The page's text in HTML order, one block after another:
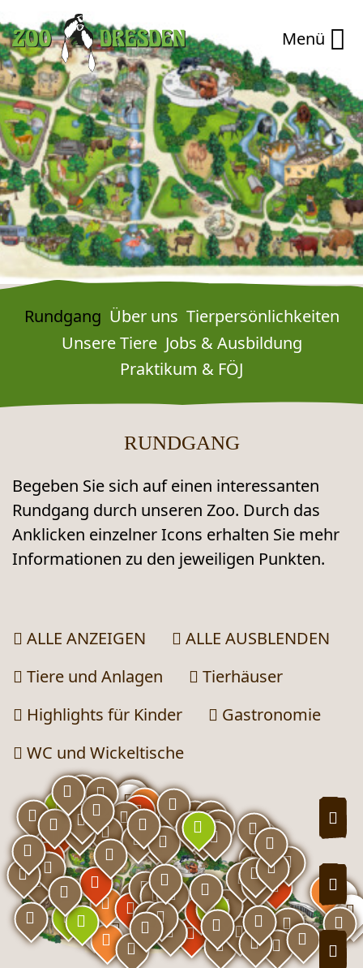
Zum Hauptinhalt springen
Zur Navigation springen
Zur Schnellnavigation springen
Menü
Rundgang Über uns Tierpersönlich­keiten
Unsere Tiere Jobs & Ausbildung
Praktikum & FÖJ
RUNDGANG
Begeben Sie sich auf einen interessanten
Rundgang durch unseren Zoo. Durch das
Anklicken einzelner Icons erhalten Sie mehr
Informationen zu den jeweiligen Punkten.
UNSERE ZOOPLAN UND WO SIE
ALLE ANZEIGEN
ALLE AUSBLENDEN
Tiere und Anlagen
Tierhäuser
Highlights für Kinder
Gastronomie
WC und Wickeltische